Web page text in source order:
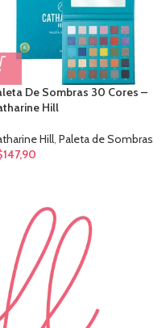
De Sombras 30 Cores –
Hill
Hill, Paleta de Sombras
147,90